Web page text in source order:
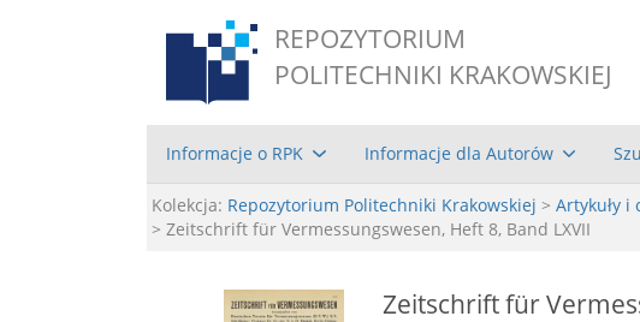
REPOZYTORIUM
POLITECHNIKI KRAKOWSKIEJ
Informacje o RPK Informacje dla Autorów
Kolekcja: Repozytorium Politechniki Krakowskiej > Artykuły i
> Zeitschrift für Vermessungswesen, Heft 8, Band LXVII
Zeitschrift für